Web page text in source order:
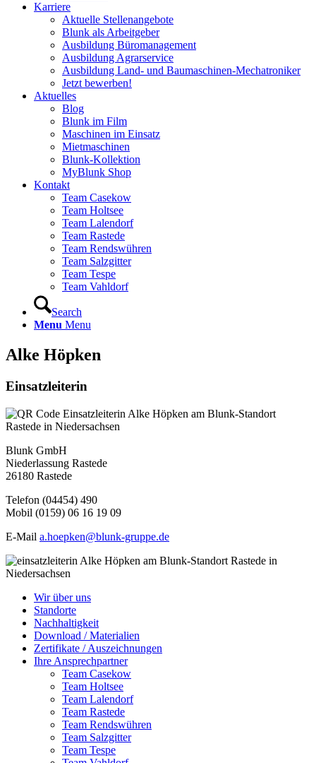
Karriere
Aktuelle Stellenangebote
Blunk als Arbeitgeber
Ausbildung Büromanagement
Ausbildung Agrarservice
Ausbildung Land- und Baumaschinen-Mechatroniker
Jetzt bewerben!
Aktuelles
Blog
Blunk im Film
Maschinen im Einsatz
Mietmaschinen
Blunk-Kollektion
MyBlunk Shop
Kontakt
Team Casekow
Team Holtsee
Team Lalendorf
Team Rastede
Team Rendswühren
Team Salzgitter
Team Tespe
Team Vahldorf
Search
Menu Menu
Alke Höpken
Einsatzleiterin
Blunk GmbH
Niederlassung Rastede
26180 Rastede
Telefon (04454) 490
Mobil (0159) 06 16 19 09
E-Mail a.hoepken@blunk-gruppe.de
Wir über uns
Standorte
Nachhaltigkeit
Download / Materialien
Zertifikate / Auszeichnungen
Ihre Ansprechpartner
Team Casekow
Team Holtsee
Team Lalendorf
Team Rastede
Team Rendswühren
Team Salzgitter
Team Tespe